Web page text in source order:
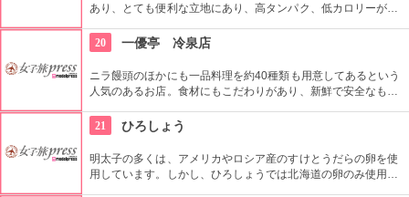
あり、とても便利な立地にあり、高タンパク、低カロリーが女
ンの煮込み、しゃぶしゃぶ、創作料理、揚物、寿司などバラエ
ティ豊富なメニューが揃う。自社牧場で一貫して飼育・出荷を
した新鮮な馬肉は驚くほど軟らかでサッパリとした味わい。
20 一優亭 冷泉店
ニラ饅頭のほかにも一品料理を約40種類も用意してあるという
人気のあるお店。食材にもこだわりがあり、新鮮で安全なもの
口ニラ饅頭」は、皮からの手作りのため数量限定のメニューに
なります。
21 ひろしょう
明太子の多くは、アメリカやロシア産のすけとうだらの卵を使
用しています。しかし、ひろしょうでは北海道の卵のみ使用し